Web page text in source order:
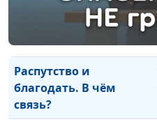
Цена лукавства:
внутренний и внешний
мир человека
Распутство и
благодать. В чём
связь?